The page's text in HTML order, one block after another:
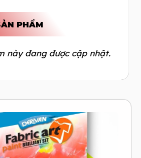
PHẨM
này đang được cập nhật.